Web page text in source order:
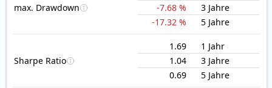
max. Drawdown
-7.68 %
3 Jahre
-17.32 %
5 Jahre
Sharpe Ratio
1.69
1 Jahr
1.04
3 Jahre
0.69
5 Jahre